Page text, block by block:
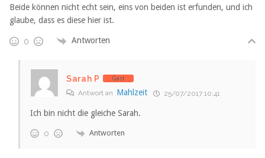
Beide können nicht echt sein, eins von beiden ist erfunden, und ich
glaube, dass es diese hier ist.
0 Antworten
Sarah P Gast
Antwort an Mahlzeit 25/07/2017 10:41
Ich bin nicht die gleiche Sarah.
0 Antworten